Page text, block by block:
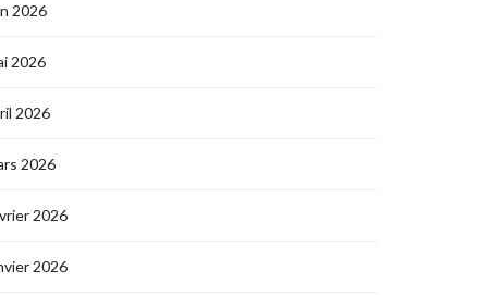
2026
2026
2026
2026
2026
2026